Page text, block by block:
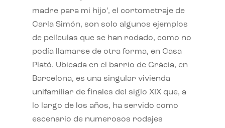
madre para mi hijo’, el cortometraje de
Carla Simón, son solo algunos ejemplos
de películas que se han rodado, como no
podía llamarse de otra forma, en Casa
Plató. Ubicada en el barrio de Gràcia, en
Barcelona, es una singular vivienda
unifamiliar de finales del siglo XIX que, a
lo largo de los años, ha servido como
escenario de numerosos rodajes